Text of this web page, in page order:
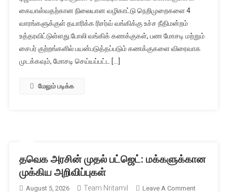
புதிய
கையாள்வதற்கான நிலையான வழிகாட்டு நெறிமுறைகளை 4
வாரங்களுக்குள் தயாரிக்க ரிசர்வ் வங்கிக்கு உச்ச நீதிமன்றம்
உத்தரவிட்டுள்ளது.போலி வங்கிக் கணக்குகள், பண மோசடி மற்றும்
சைபர் குற்றங்களில் பயன்படுத்தப்படும் கணக்குகளை விரைவாக
முடக்கவும், மோசடி செய்யப்பட்ட […]
மேலும் படிக்க
தவெக அரசின் முதல் பட்ஜெட்: மக்களுக்கான
முக்கிய அறிவிப்புகள்
August 5, 2026 Team Nritamil Leave A CommentOn